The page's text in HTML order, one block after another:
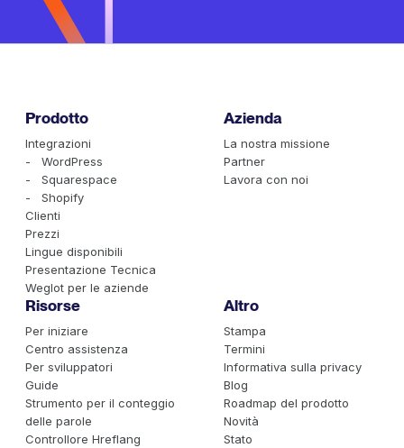
Prodotto
Integrazioni
- WordPress
- Squarespace
- Shopify
Clienti
Prezzi
Lingue disponibili
Presentazione Tecnica
Weglot per le aziende
Azienda
La nostra missione
Partner
Lavora con noi
Risorse
Per iniziare
Centro assistenza
Per sviluppatori
Guide
Strumento per il conteggio
delle parole
Controllore Hreflang
Altro
Stampa
Termini
Informativa sulla privacy
Blog
Roadmap del prodotto
Novità
Stato